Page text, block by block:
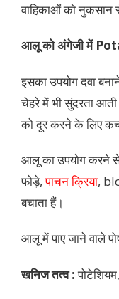
वाहिकाओं को नुकसान
आलू को अंगेजी में
इसका उपयोग दवा
चेहरे में भी सुंदरता आती
को दूर करने के लिए
आलू का उपयोग करने
फोड़े,पाचन क्रिया,
बचाता हैं।
आलू में पाए जाने वाले
खनिज तत्व :